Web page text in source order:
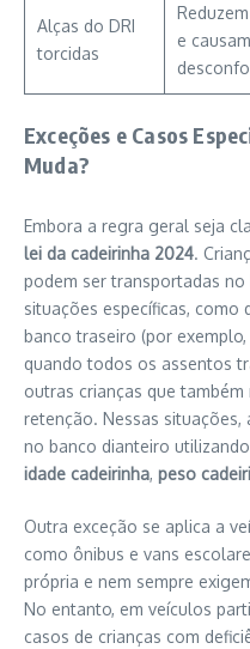
Alças do DRI
torcidas
e causam
Exceções e Casos
Muda?
Embora a regra geral seja
lei da cadeirinha 2024.
podem ser transportadas
situações específicas, como
banco traseiro (por
quando todos os assentos
outras crianças que
retenção. Nessas
no banco dianteiro
idade cadeirinha, peso
Outra exceção se aplica a
como ônibus e vans
própria e nem sempre
No entanto, em veículos
casos de crianças com